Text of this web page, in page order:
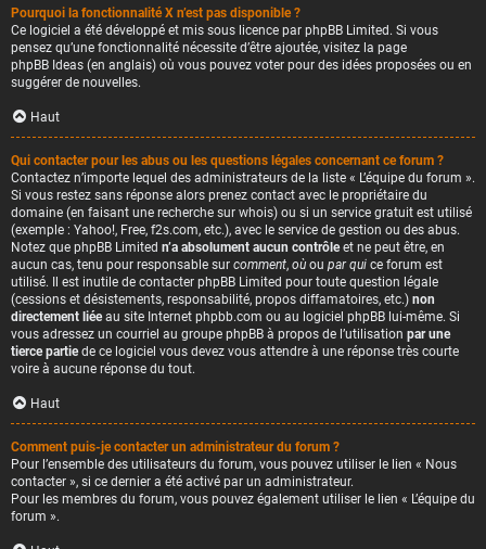
Pourquoi la fonctionnalité X n’est pas disponible ?
Ce logiciel a été développé et mis sous licence par phpBB Limited. Si vous
pensez qu’une fonctionnalité nécessite d’être ajoutée, visitez la page
phpBB Ideas (en anglais) où vous pouvez voter pour des idées proposées ou en
suggérer de nouvelles.
Haut
Qui contacter pour les abus ou les questions légales concernant ce forum ?
Contactez n’importe lequel des administrateurs de la liste « L’équipe du forum ».
Si vous restez sans réponse alors prenez contact avec le propriétaire du
domaine (en faisant une recherche sur whois) ou si un service gratuit est utilisé
(exemple : Yahoo!, Free, f2s.com, etc.), avec le service de gestion ou des abus.
Notez que phpBB Limited n’a absolument aucun contrôleet ne peut être, en
aucun cas, tenu pour responsable sur comment, où ou par qui ce forum est
utilisé. Il est inutile de contacter phpBB Limited pour toute question légale
(cessions et désistements, responsabilité, propos diffamatoires, etc.) non
directement liéeau site Internet phpbb.com ou au logiciel phpBB lui-même. Si
vous adressez un courriel au groupe phpBB à propos de l’utilisation par une
tierce partiede ce logiciel vous devez vous attendre à une réponse très courte
voire à aucune réponse du tout.
Haut
Comment puis-je contacter un administrateur du forum ?
Pour l’ensemble des utilisateurs du forum, vous pouvez utiliser le lien « Nous
contacter », si ce dernier a été activé par un administrateur.
Pour les membres du forum, vous pouvez également utiliser le lien « L’équipe du
forum ».